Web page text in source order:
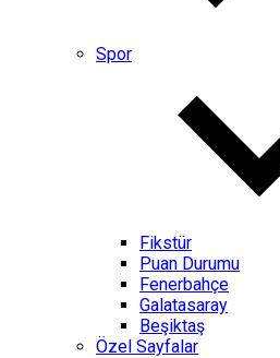
Spor
Fikstür
Puan Durumu
Fenerbahçe
Galatasaray
Beşiktaş
Özel Sayfalar